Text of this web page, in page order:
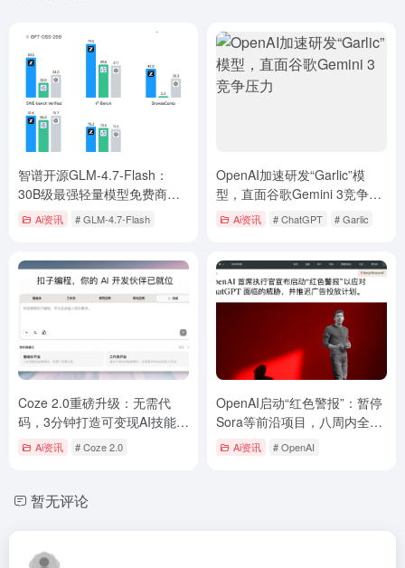
智谱开源GLM-4.7-Flash：
30B级最强轻量模型免费商
用，编程与通用场景性能双突
Ai资讯 # GLM-4.7-Flash
OpenAI加速研发“Garlic”模
型，直面谷歌Gemini 3竞争压
力 Ai资讯 # ChatGPT # Garlic
Coze 2.0重磅升级：无需代
码，3分钟打造可变现AI技能，
AI开发平民化时代到来
Ai资讯 # Coze 2.0
OpenAI启动“红色警报”：暂停
Sora等前沿项目，八周内全力
押注ChatGPT求生
Ai资讯 # OpenAI
暂无评论